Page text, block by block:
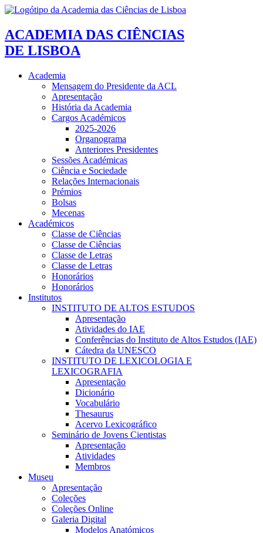
ACADEMIA DAS CIÊNCIAS
DE LISBOA
Academia
Mensagem do Presidente da ACL
Apresentação
História da Academia
Cargos Académicos
2025-2026
Organograma
Anteriores Presidentes
Sessões Académicas
Ciência e Sociedade
Relações Internacionais
Prémios
Bolsas
Mecenas
Académicos
Classe de Ciências
Classe de Ciências
Classe de Letras
Classe de Letras
Honorários
Honorários
Institutos
INSTITUTO DE ALTOS ESTUDOS
Apresentação
Atividades do IAE
Conferências do Instituto de Altos Estudos (IAE)
Cátedra da UNESCO
INSTITUTO DE LEXICOLOGIA E
LEXICOGRAFIA
Apresentação
Dicionário
Vocabulário
Thesaurus
Acervo Lexicográfico
Seminário de Jovens Cientistas
Apresentação
Atividades
Membros
Museu
Apresentação
Coleções
Coleções Online
Galeria Digital
Modelos Anatómicos